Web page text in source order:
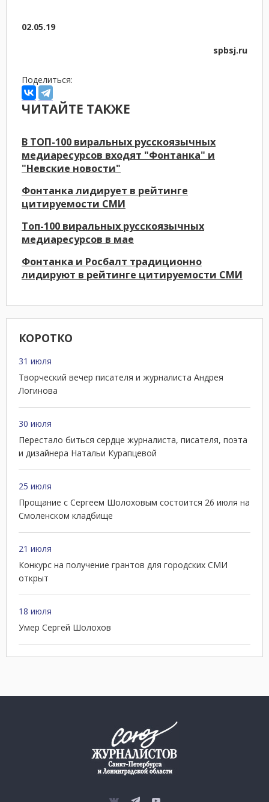
КОРОТКО
31 июля
Творческий вечер писателя и журналиста Андрея
Логинова
30 июля
Перестало биться сердце журналиста, писателя, поэта
и дизайнера Натальи Курапцевой
25 июля
Прощание с Сергеем Шолоховым состоится 26 июля на
Смоленском кладбище
21 июля
Конкурс на получение грантов для городских СМИ
открыт
18 июля
Умер Сергей Шолохов
02.05.19
spbsj.ru
Поделиться:
ЧИТАЙТЕ ТАКЖЕ
В ТОП-100 виральных русскоязычных
медиаресурсов входят "Фонтанка" и
"Невские новости"
Фонтанка лидирует в рейтинге
цитируемости СМИ
Топ-100 виральных русскоязычных
медиаресурсов в мае
Фонтанка и Росбалт традиционно
лидируют в рейтинге цитируемости СМИ